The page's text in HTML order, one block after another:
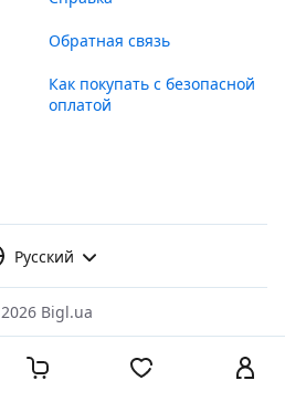
Обратная связь
Как покупать с безопасной
оплатой
Русский
2026 Bigl.ua